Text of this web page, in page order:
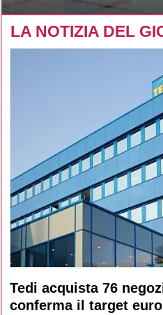
LA NOTIZIA DEL
Tedi acquista 76
conferma il target